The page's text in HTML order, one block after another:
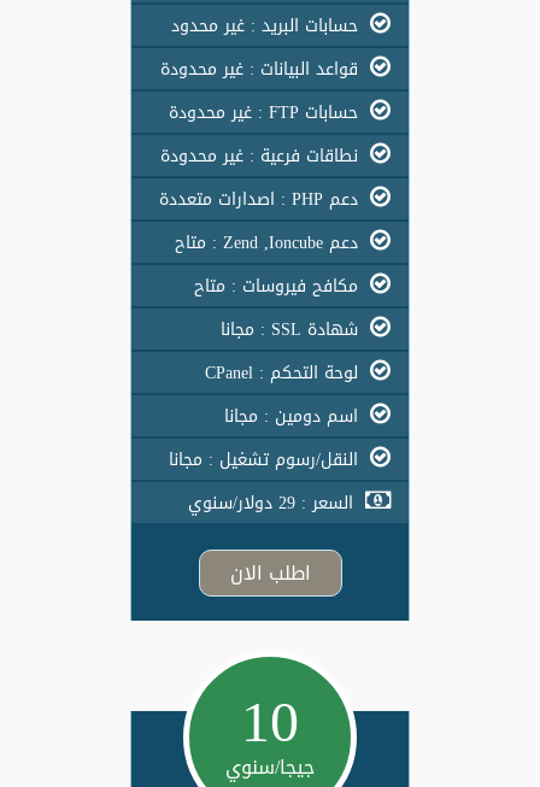
حسابات البريد : غير محدود
قواعد البيانات : غير محدودة
حسابات FTP : غير محدودة
نطاقات فرعية : غير محدودة
دعم PHP : اصدارات متعددة
دعم Zend ,Ioncube : متاح
مكافح فيروسات : متاح
شهادة SSL : مجانا
لوحة التحكم : CPanel
اسم دومين : مجانا
النقل/رسوم تشغيل : مجانا
السعر : 29 دولار/سنوي
اطلب الان
10
جيجا/سنوي